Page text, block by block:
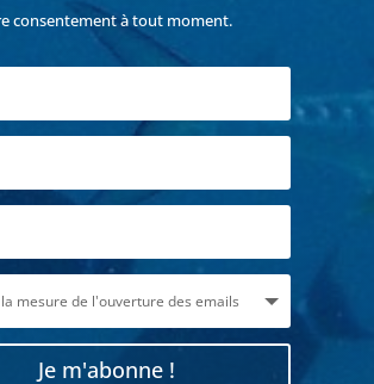
consentement à tout moment.
Je m'abonne !